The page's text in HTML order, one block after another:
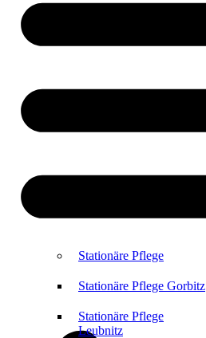
Stationäre Pflege
Stationäre Pflege Gorbitz
Stationäre Pflege
Leubnitz